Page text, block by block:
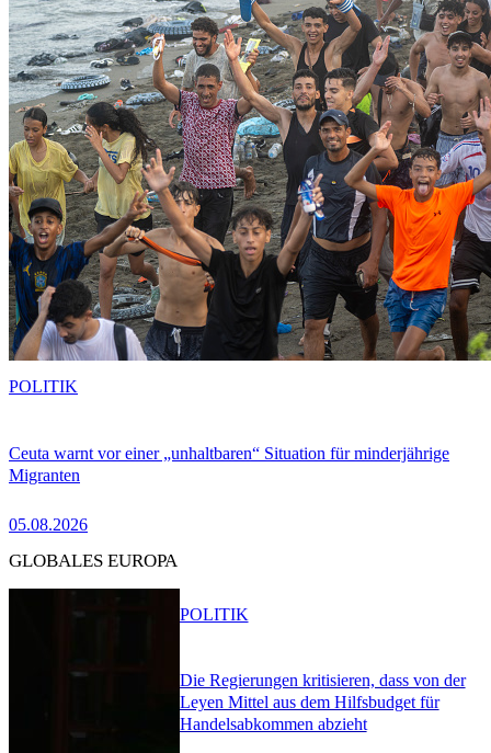
Ceuta warnt vor einer „unhaltbaren“ Situation für minderjährige
Migranten
05.08.2026
POLITIK
GLOBALES EUROPA
Die Regierungen kritisieren, dass von der
Leyen Mittel aus dem Hilfsbudget für
Handelsabkommen abzieht
POLITIK